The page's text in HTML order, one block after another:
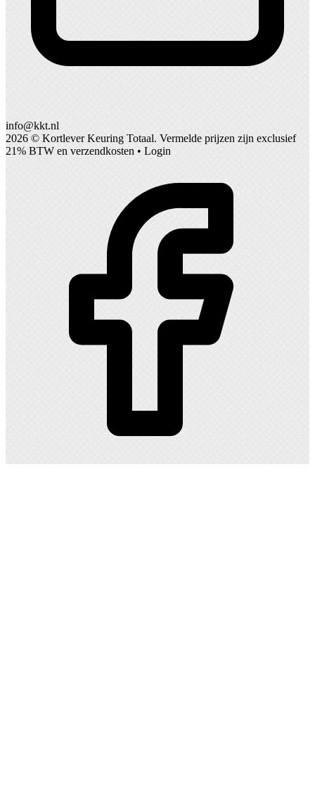
info@kkt.nl
2026 © Kortlever Keuring Totaal. Vermelde prijzen zijn exclusief
21% BTW en verzendkosten • Login